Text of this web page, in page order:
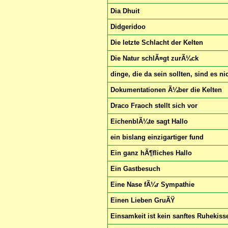
Dia Dhuit
Didgeridoo
Die letzte Schlacht der Kelten
Die Natur schlÃ¤gt zurÃ¼ck
dinge, die da sein sollten, sind es
Dokumentationen Ã¼ber die Kelten
Draco Fraoch stellt sich vor
EichenblÃ¼te sagt Hallo
ein bislang einzigartiger fund
Ein ganz hÃ¶fliches Hallo
Ein Gastbesuch
Eine Nase fÃ¼r Sympathie
Einen Lieben GruÃŸ
Einsamkeit ist kein sanftes